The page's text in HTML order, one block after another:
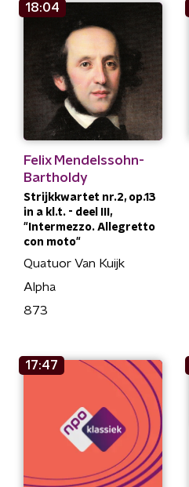
18:04
Felix Mendelssohn-
Bartholdy
Strijkkwartet nr.2, op.13
in a kl.t. - deel III,
"Intermezzo. Allegretto
con moto"
Quatuor Van Kuijk
Alpha
873
17:47